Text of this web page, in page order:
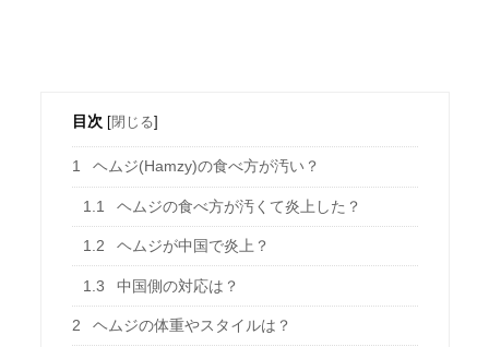
目次 [閉じる]
1 ヘムジ(Hamzy)の食べ方が汚い？
1.1 ヘムジの食べ方が汚くて炎上した？
1.2 ヘムジが中国で炎上？
1.3 中国側の対応は？
2 ヘムジの体重やスタイルは？